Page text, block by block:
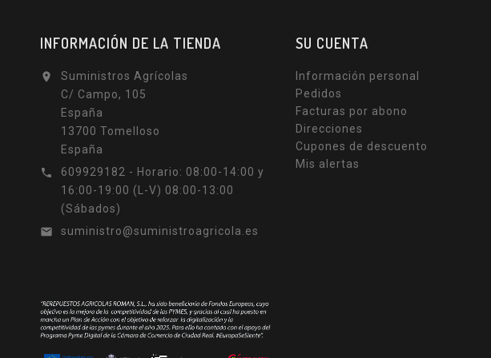
INFORMACIÓN DE LA TIENDA

Suministros Agrícolas
C/ Campo, 105
España
13700 Tomelloso
España

609929182 - Horario: 08:00-14:00 y
16:00-19:00 (L-V) 08:00-13:00
(Sábados)

suministro@suministroagricola.es
SU CUENTA
Información personal
Pedidos
Facturas por abono
Direcciones
Cupones de descuento
Mis alertas